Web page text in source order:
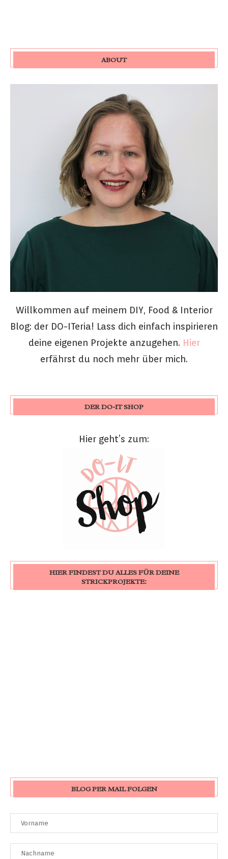
ABOUT
Willkommen auf meinem DIY, Food & Interior
Blog: der DO-ITeria! Lass dich einfach inspirieren
deine eigenen Projekte anzugehen. Hier
erfährst du noch mehr über mich.
DER DO-IT SHOP
Hier geht’s zum:
HIER FINDEST DU ALLES FÜR DEINE
STRICKPROJEKTE:
BLOG PER MAIL FOLGEN